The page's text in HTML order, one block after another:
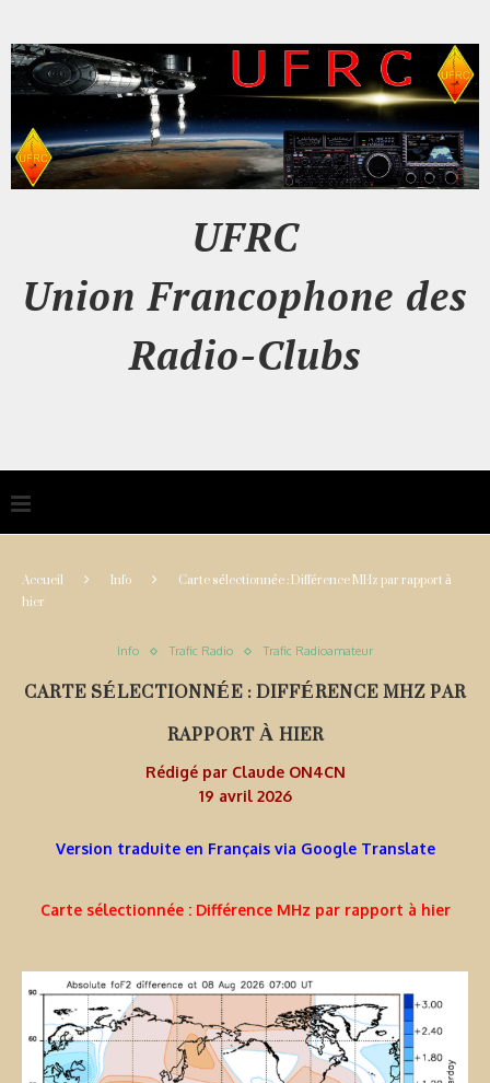
UFRC
Union Francophone des
Radio-Clubs
Accueil Info Carte sélectionnée : Différence MHz par rapport à
hier
Info Trafic Radio Trafic Radioamateur
CARTE SÉLECTIONNÉE : DIFFÉRENCE MHZ PAR
RAPPORT À HIER
Rédigé par Claude ON4CN
19 avril 2026
Version traduite en Français via Google Translate
Carte sélectionnée : Différence MHz par rapport à hier